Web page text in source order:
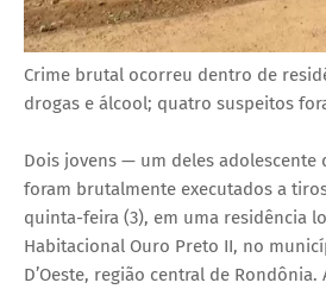
Crime brutal ocorreu dentro de
drogas e álcool; quatro suspeitos
Dois jovens — um deles adolescente
foram brutalmente executados a
quinta-feira (3), em uma residência
Habitacional Ouro Preto II, no
D’Oeste, região central de